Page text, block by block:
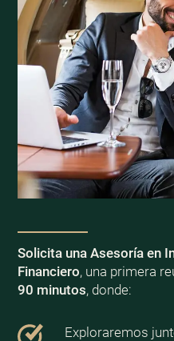
Solicita una Asesoría en
Financiero, una primera
90 minutos, donde:
Exploraremos